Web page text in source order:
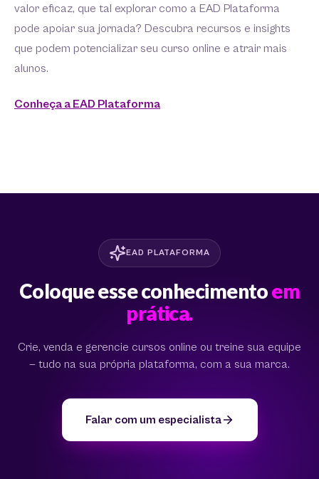
valor eficaz, que tal explorar como a EAD Plataforma
pode apoiar sua jornada? Descubra recursos e insights
que podem potencializar seu curso online e atrair mais
alunos.
Conheça a EAD Plataforma
EAD PLATAFORMA
Coloque esse conhecimentoem
prática.
Crie, venda e gerencie cursos online ou treine sua equipe
— tudo na sua própria plataforma, com a sua marca.
Falar com um especialista